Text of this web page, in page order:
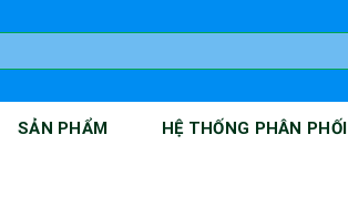
SẢN PHẨM HỆ THỐNG PHÂN PHỐI